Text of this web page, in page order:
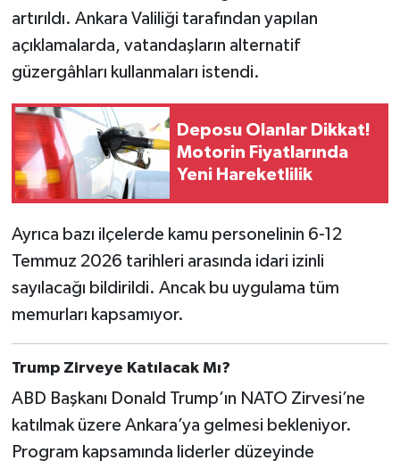
artırıldı. Ankara Valiliği tarafından yapılan
açıklamalarda, vatandaşların alternatif
güzergâhları kullanmaları istendi.
Deposu Olanlar Dikkat!
Motorin Fiyatlarında
Yeni Hareketlilik
Ayrıca bazı ilçelerde kamu personelinin 6-12
Temmuz 2026 tarihleri arasında idari izinli
sayılacağı bildirildi. Ancak bu uygulama tüm
memurları kapsamıyor.
Trump Zirveye Katılacak Mı?
ABD Başkanı Donald Trump’ın NATO Zirvesi’ne
katılmak üzere Ankara’ya gelmesi bekleniyor.
Program kapsamında liderler düzeyinde